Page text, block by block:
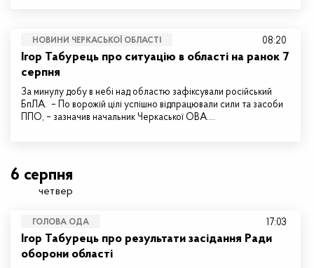
НОВИНИ ЧЕРКАСЬКОЇ ОБЛАСТІ
Ігор Табурець про ситуацію в області на ранок 7
серпня
За минулу добу в небі над областю зафіксували російський
БпЛА. – По ворожій цілі успішно відпрацювали сили та засоби
ППО, – зазначив начальник Черкаської ОВА.…
08:20
6 серпня
четвер
ГОЛОВА ОДА
Ігор Табурець про результати засідання Ради
оборони області
17:03